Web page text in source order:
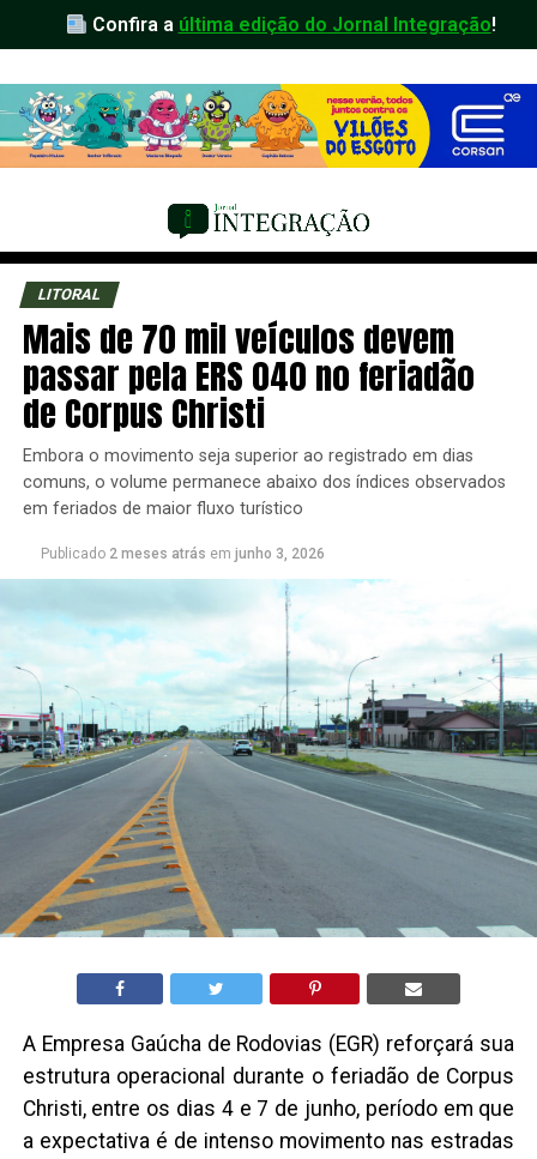
Confira a última edição do Jornal Integração!
LITORAL
Mais de 70 mil veículos devem
passar pela ERS 040 no feriadão
de Corpus Christi
Embora o movimento seja superior ao registrado em dias
comuns, o volume permanece abaixo dos índices observados
em feriados de maior fluxo turístico
Publicado 2 meses atrás em junho 3, 2026
A Empresa Gaúcha de Rodovias (EGR) reforçará sua
estrutura operacional durante o feriadão de Corpus
Christi, entre os dias 4 e 7 de junho, período em que
a expectativa é de intenso movimento nas estradas